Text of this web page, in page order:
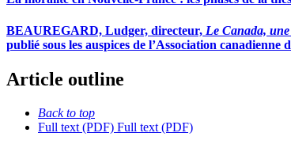
BEAUREGARD, Ludger, directeur, Le Canada,
publié sous les auspices de l’Association
Article outline
Back to top
Full text (PDF) Full text (PDF)